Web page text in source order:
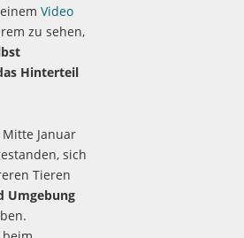
Video
zu sehen,
Hinterteil
Januar
sich
Tieren
Umgebung